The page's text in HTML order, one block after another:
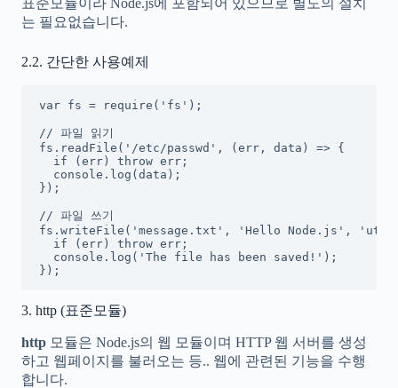
표준모듈이라 Node.js에 포함되어 있으므로 별도의 설치
는 필요없습니다.
2.2. 간단한 사용예제
var fs = require('fs');
// 파일 읽기
fs.readFile('/etc/passwd', (err, data) => {
  if (err) throw err;
  console.log(data);
});
// 파일 쓰기
fs.writeFile('message.txt', 'Hello Node.js',
  if (err) throw err;
  console.log('The file has been saved!');
});
3. http (표준모듈)
http 모듈은 Node.js의 웹 모듈이며 HTTP 웹 서버를 생성
하고 웹페이지를 불러오는 등.. 웹에 관련된 기능을 수행
합니다.